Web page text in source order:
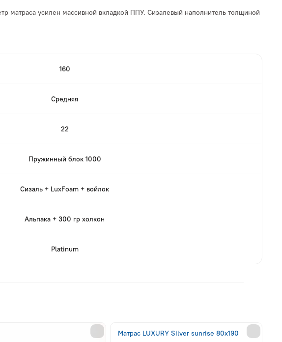
усилен массивной вкладкой ППУ. Сизалевый наполнитель толщиной
160
Средняя
22
Пружинный блок 1000
Сизаль + LuxFoam + войлок
Альпака + 300 гр холкон
Platinum
Матрас LUXURY Silver sunrise 80x190